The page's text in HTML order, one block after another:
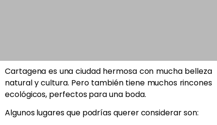
Cartagena es una ciudad hermosa con mucha belleza
natural y cultura. Pero también tiene muchos rincones
ecológicos, perfectos para una boda.
Algunos lugares que podrías querer considerar son: